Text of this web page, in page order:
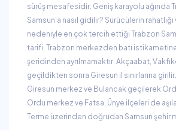
sürüş mesafesidir. Geniş karayolu ağında
Samsun'a nasıl gidilir? Sürücülerin
nedeniyle en çok tercih ettiği Trabzon
tarifi, Trabzon merkezden batı istikametine
şeridinden ayrılmamaktır. Akçaabat,
geçildikten sonra Giresun il sınırlarına
Giresun merkez ve Bulancak geçilerek Ordu
Ordu merkez ve Fatsa, Ünye ilçeleri de
Terme üzerinden doğrudan Samsun şehir